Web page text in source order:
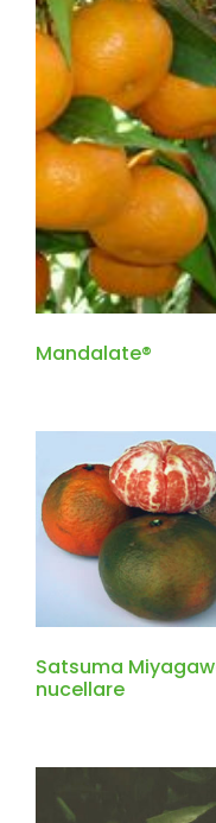
Mandalate®
Satsuma
nucellare